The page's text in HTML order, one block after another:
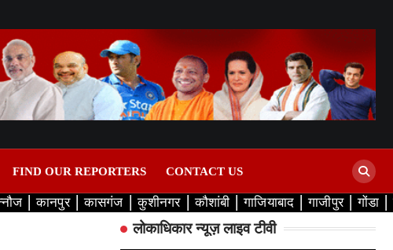
FIND OUR REPORTERS CONTACT US
कानपुर कासगंज कुशीनगर कौशांबी गाजियाबाद गाजीपुर गोंडा
लोकाधिकार न्यूज़ लाइव टीवी